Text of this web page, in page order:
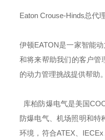
Eaton Crouse-Hinds总代
伊顿EATON是一家智能
和将来帮助我们的客户管
的动力管理挑战提供帮助。
库柏防爆电气是美国
防爆电气、机场照明和特
环境，符合ATEX IECEx